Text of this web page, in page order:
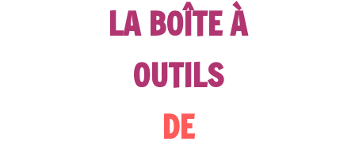
LA BOÎTEÀ
OUTILS
DE